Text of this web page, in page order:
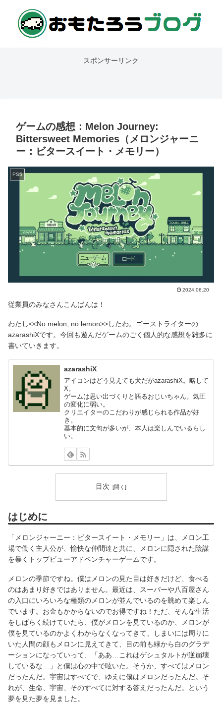
スポンサーリンク
ゲームの感想：Melon Journey:
Bittersweet Memories（メロンジャーニ
ー：ビタースイート・メモリー）
PS5
2024.06.20
従業員のみなさんこんばんは！
わたし<<No melon, no lemon>>したわ。ゴーストライターの
azarashiXです。今回も遊んだゲームのごく個人的な感想を雑多に
書いていきます。
azarashiX
アイコンはどう見えても犬だがazarashiX。略して
X。
ゲームは思い出づくりと語るおじいちゃん。気圧
の変化に弱い。
クリエイターのこだわりが感じられる作品が好
き。
基本的に文句が多いが、本人は楽しんでいるらし
い。
目次
はじめに
「メロンジャーニー：ビタースイート・メモリー」は、メロン工
場で働く主人公が、愉快な仲間達と共に、メロンに隠された陰謀
を暴くトップビューアドベンチャーゲームです。
メロンの季節ですね。僕はメロンの見た目は好きだけど、食べる
のはあまり好きではありません。最近は、スーパーや八百屋さん
の入口にいろいろな種類のメロンが並んでいるのを眺めて楽しん
でいます。お金もかからないのでお得ですね！ただ、そんな生活
をしばらく続けていたら、僕がメロンを見ているのか、メロンが
僕を見ているのかよくわからなくなってきて、しまいには周りに
いた人間の顔もメロンに見えてきて、目の前も緑から白のグラデ
ーションになっていって、「ああ…これはゲシュタルトが逆崩壊
しているな…」と僕は心の中で呟いた。そうか、すべてはメロン
だったんだ。宇宙はすべてで、ゆえに僕はメロンだったんだ。そ
れが、生命、宇宙、そのすべてに対する答えだったんだ。という
夢を見た夢を見ました。